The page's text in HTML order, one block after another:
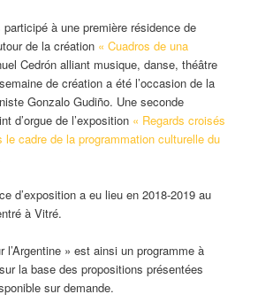
à une première résidence de
de la création « Cuadros de una
Cedrón alliant musique, danse, théâtre
de création a été l’occasion de la
Gonzalo Gudiño. Une seconde
d’orgue de l’exposition « Regards croisés
le cadre de la programmation culturelle du
d’exposition a eu lieu en 2018-2019 au
à Vitré.
l’Argentine » est ainsi un programme à
la base des propositions présentées
sur demande.